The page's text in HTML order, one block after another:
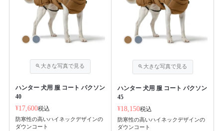
ハンター 犬用 服 コート パクソン
40
¥17,600税込
防寒性の高いハイネックデザインの
ダウンコート
ハンター 犬用 服 コート パクソン
45
¥18,150税込
防寒性の高いハイネックデザインの
ダウンコート